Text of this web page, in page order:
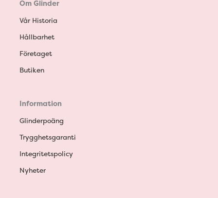
Om Glinder
Vår Historia
Hållbarhet
Företaget
Butiken
Information
Glinderpoäng
Trygghetsgaranti
Integritetspolicy
Nyheter